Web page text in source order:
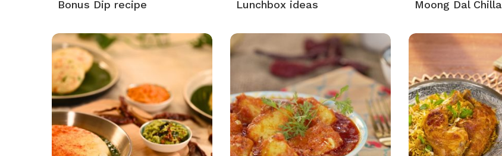
Bonus Dip recipe
Lunchbox ideas
Moong Dal Chilla